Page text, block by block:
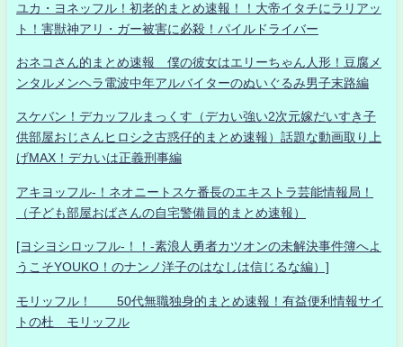
ユカ・ヨネッフル！初老的まとめ速報！！大帝イタチにラリアッ
ト！害獣神アリ・ガー被害に必殺！パイルドライバー
おネコさん的まとめ速報 僕の彼女はエリーちゃん人形！豆腐メ
ンタルメンヘラ電波中年アルバイターのぬいぐるみ男子末路編
スケバン！デカッフルまっくす（デカい強い2次元嫁だいすき子
供部屋おじさんヒロシ之古惑仔的まとめ速報）話題な動画取り上
げMAX！デカいは正義刑事編
アキヨッフル-！ネオニートスケ番長のエキストラ芸能情報局！
（子ども部屋おばさんの自宅警備員的まとめ速報）
[ヨシヨシロッフル-！！-素浪人勇者カツオンの未解決事件簿へよ
うこそYOUKO！のナンノ洋子のはなしは信じるな編）]
モリッフル！ 50代無職独身的まとめ速報！有益便利情報サイ
トの杜 モリッフル